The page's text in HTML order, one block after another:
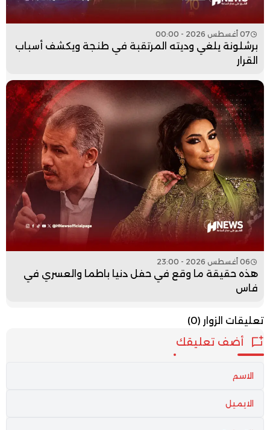
07 أغسطس 2026 - 00:00
برشلونة يلغي وديته المرتقبة في طنجة ويكشف أسباب
القرار
06 أغسطس 2026 - 23:00
هذه حقيقة ما وقع في حفل دنيا باطما والعسري في
فاس
تعليقات الزوار (0)
أضف تعليقك